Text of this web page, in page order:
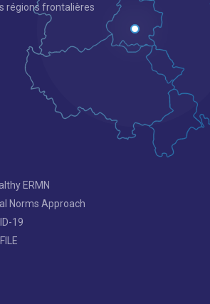
régions frontalières
ERMN
Norms Approach
19